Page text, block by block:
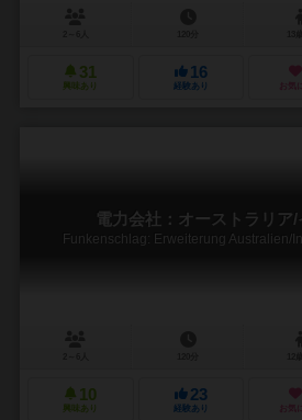
31
興味あり
16
経験あり お気
電力会社：オーストラリア
Funkenschlag: Erweiterung Australien/
10
興味あり
23
経験あり お気